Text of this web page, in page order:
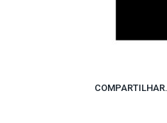
COMPARTILHAR.